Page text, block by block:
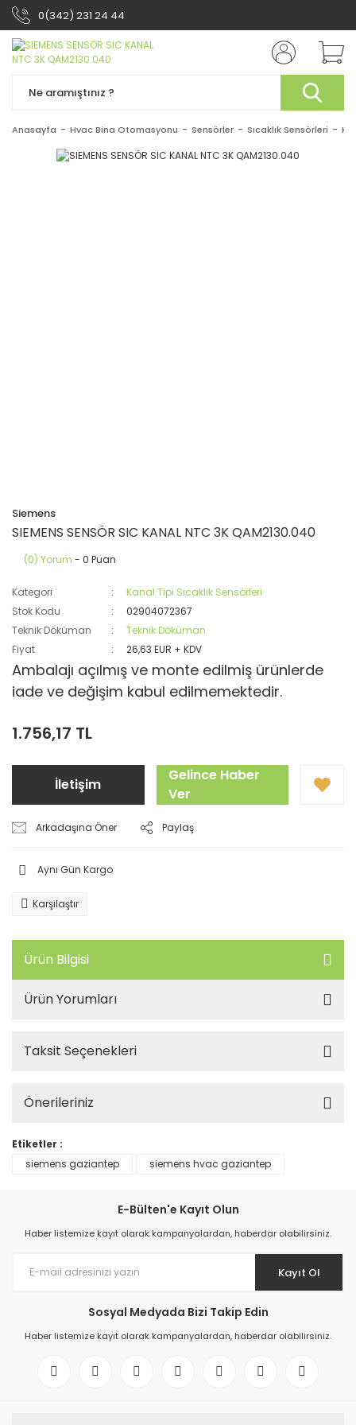
0(342) 231 24 44
Anasayfa Hvac Bina Otomasyonu Sensörler Sıcaklık Sensörleri
Siemens
SIEMENS SENSÖR SIC KANAL NTC 3K QAM2130.040
(0) Yorum - 0 Puan
Kategori
Kanal Tipi Sıcaklık Sensörleri
Stok Kodu
02904072367
Teknik Döküman
Teknik Döküman
Fiyat
26,63 EUR + KDV
Ambalajı açılmış ve monte edilmiş ürünlerde
iade ve değişim kabul edilmemektedir.
1.756,17 TL
İletişim
Gelince Haber
Ver
Arkadaşına Öner Paylaş
Aynı Gün Kargo
Karşılaştır
Ürün Bilgisi
Ürün Yorumları
Taksit Seçenekleri
Önerileriniz
Etiketler :
siemens gaziantep
siemens hvac gaziantep
E-Bülten'e Kayıt Olun
Haber listemize kayıt olarak kampanyalardan, haberdar olabilirsiniz.
Kayıt Ol
Sosyal Medyada Bizi Takip Edin
Haber listemize kayıt olarak kampanyalardan, haberdar olabilirsiniz.